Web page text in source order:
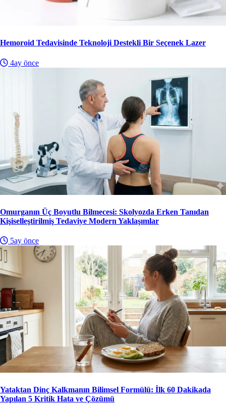
Hemoroid Tedavisinde Teknoloji Destekli Bir Seçenek Lazer
4ay önce
Omurganın Üç Boyutlu Bilmecesi: Skolyozda Erken Tanıdan
Kişiselleştirilmiş Tedaviye Modern Yaklaşımlar
5ay önce
Yataktan Dinç Kalkmanın Bilimsel Formülü: İlk 60 Dakikada
Yapılan 5 Kritik Hata ve Çözümü